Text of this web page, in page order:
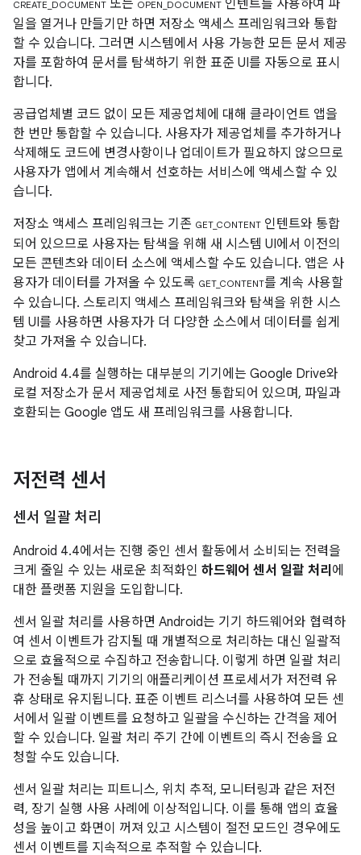
CREATE_DOCUMENT 또는 OPEN_DOCUMENT 인텐트를 사용하여 파
일을 열거나 만들기만 하면 저장소 액세스 프레임워크와 통합
할 수 있습니다. 그러면 시스템에서 사용 가능한 모든 문서 제공
자를 포함하여 문서를 탐색하기 위한 표준 UI를 자동으로 표시
합니다.
공급업체별 코드 없이 모든 제공업체에 대해 클라이언트 앱을
한 번만 통합할 수 있습니다. 사용자가 제공업체를 추가하거나
삭제해도 코드에 변경사항이나 업데이트가 필요하지 않으므로
사용자가 앱에서 계속해서 선호하는 서비스에 액세스할 수 있
습니다.
저장소 액세스 프레임워크는 기존 GET_CONTENT 인텐트와 통합
되어 있으므로 사용자는 탐색을 위해 새 시스템 UI에서 이전의
모든 콘텐츠와 데이터 소스에 액세스할 수도 있습니다. 앱은 사
용자가 데이터를 가져올 수 있도록 GET_CONTENT를 계속 사용할
수 있습니다. 스토리지 액세스 프레임워크와 탐색을 위한 시스
템 UI를 사용하면 사용자가 더 다양한 소스에서 데이터를 쉽게
찾고 가져올 수 있습니다.
Android 4.4를 실행하는 대부분의 기기에는 Google Drive와
로컬 저장소가 문서 제공업체로 사전 통합되어 있으며, 파일과
호환되는 Google 앱도 새 프레임워크를 사용합니다.
저전력 센서
센서 일괄 처리
Android 4.4에서는 진행 중인 센서 활동에서 소비되는 전력을
크게 줄일 수 있는 새로운 최적화인 하드웨어 센서 일괄 처리 에
대한 플랫폼 지원을 도입합니다.
센서 일괄 처리를 사용하면 Android는 기기 하드웨어와 협력하
여 센서 이벤트가 감지될 때 개별적으로 처리하는 대신 일괄적
으로 효율적으로 수집하고 전송합니다. 이렇게 하면 일괄 처리
가 전송될 때까지 기기의 애플리케이션 프로세서가 저전력 유
휴 상태로 유지됩니다. 표준 이벤트 리스너를 사용하여 모든 센
서에서 일괄 이벤트를 요청하고 일괄을 수신하는 간격을 제어
할 수 있습니다. 일괄 처리 주기 간에 이벤트의 즉시 전송을 요
청할 수도 있습니다.
센서 일괄 처리는 피트니스, 위치 추적, 모니터링과 같은 저전
력, 장기 실행 사용 사례에 이상적입니다. 이를 통해 앱의 효율
성을 높이고 화면이 꺼져 있고 시스템이 절전 모드인 경우에도
센서 이벤트를 지속적으로 추적할 수 있습니다.